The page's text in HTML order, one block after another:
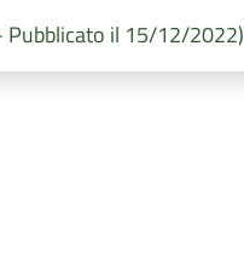
- Pubblicato il 15/12/2022)